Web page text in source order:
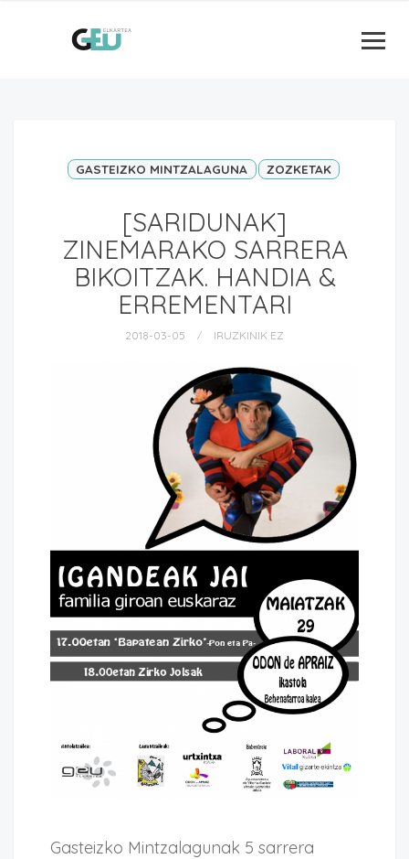
GASTEIZKO MINTZALAGUNA ZOZKETAK
[SARIDUNAK]
ZINEMARAKO SARRERA
BIKOITZAK. HANDIA &
ERREMENTARI
2018-03-05 IRUZKINIK EZ
Gasteizko Mintzalagunak 5 sarrera